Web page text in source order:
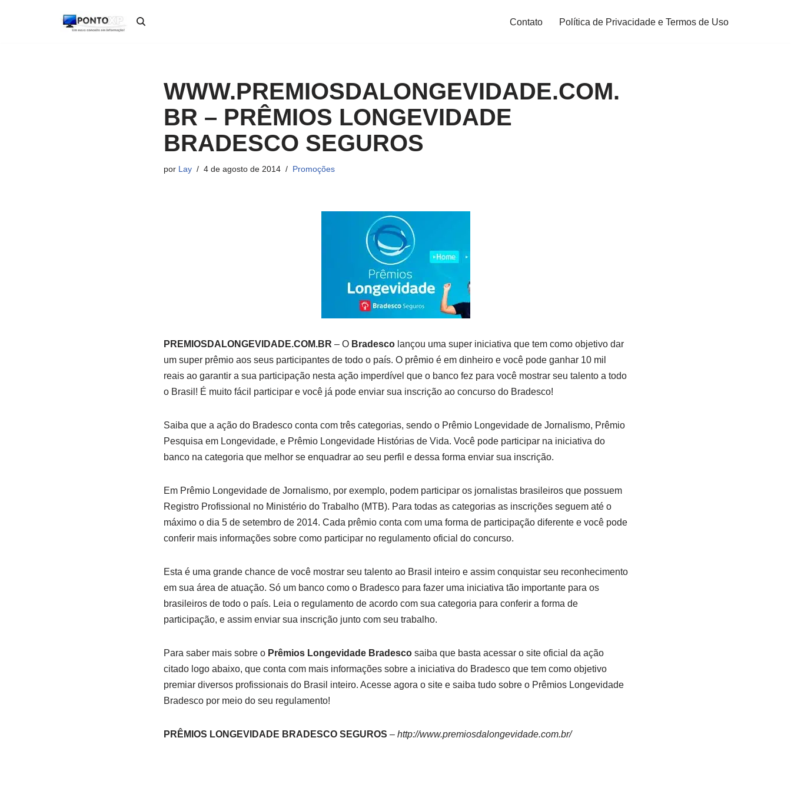
Contato Política de Privacidade e Termos de Uso
WWW.PREMIOSDALONGEVIDADE.COM.
BR – PRÊMIOS LONGEVIDADE
BRADESCO SEGUROS
por Lay 4 de agosto de 2014 Promoções
PREMIOSDALONGEVIDADE.COM.BR – O Bradescolançou uma super iniciativa que tem como objetivo dar
um super prêmio aos seus participantes de todo o país. O prêmio é em dinheiro e você pode ganhar 10 mil
reais ao garantir a sua participação nesta ação imperdível que o banco fez para você mostrar seu talento a todo
o Brasil! É muito fácil participar e você já pode enviar sua inscrição ao concurso do Bradesco!
Saiba que a ação do Bradesco conta com três categorias, sendo o Prêmio Longevidade de Jornalismo, Prêmio
Pesquisa em Longevidade, e Prêmio Longevidade Histórias de Vida. Você pode participar na iniciativa do
banco na categoria que melhor se enquadrar ao seu perfil e dessa forma enviar sua inscrição.
Em Prêmio Longevidade de Jornalismo, por exemplo, podem participar os jornalistas brasileiros que possuem
Registro Profissional no Ministério do Trabalho (MTB). Para todas as categorias as inscrições seguem até o
máximo o dia 5 de setembro de 2014. Cada prêmio conta com uma forma de participação diferente e você pode
conferir mais informações sobre como participar no regulamento oficial do concurso.
Esta é uma grande chance de você mostrar seu talento ao Brasil inteiro e assim conquistar seu reconhecimento
em sua área de atuação. Só um banco como o Bradesco para fazer uma iniciativa tão importante para os
brasileiros de todo o país. Leia o regulamento de acordo com sua categoria para conferir a forma de
participação, e assim enviar sua inscrição junto com seu trabalho.
Para saber mais sobre o Prêmios Longevidade Bradescosaiba que basta acessar o site oficial da ação
citado logo abaixo, que conta com mais informações sobre a iniciativa do Bradesco que tem como objetivo
premiar diversos profissionais do Brasil inteiro. Acesse agora o site e saiba tudo sobre o Prêmios Longevidade
Bradesco por meio do seu regulamento!
PRÊMIOS LONGEVIDADE BRADESCO SEGUROS – http://www.premiosdalongevidade.com.br/